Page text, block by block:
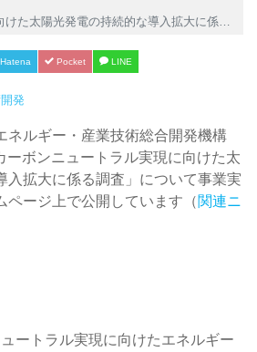
陽光発電の持続的な導入拡大に係る調査」を公募
Hatena Pocket LINE
発
ネルギー・産業技術総合開発機構
ーボンニュートラル実現に向けた太
入拡大に係る調査」について事業実
ページ上で公開しています（関連ニ
ートラル実現に向けたエネルギー